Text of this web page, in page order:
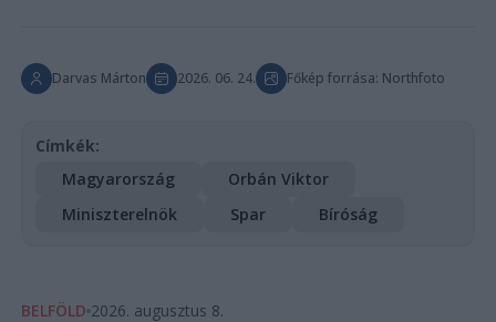
Darvas Márton 2026. 06. 24. Főkép forrása: Northfoto
Címkék:
Magyarország
Orbán Viktor
Miniszterelnök
Spar Bíróság
BELFÖLD 2026. augusztus 8.